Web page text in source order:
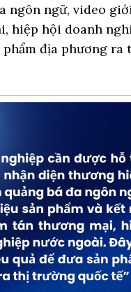
ngôn ngữ, video
hiệp hội doanh
địa phương